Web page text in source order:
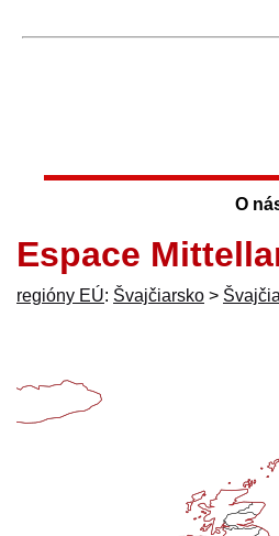
O
Espace
regióny EÚ: Švajčiarsko >